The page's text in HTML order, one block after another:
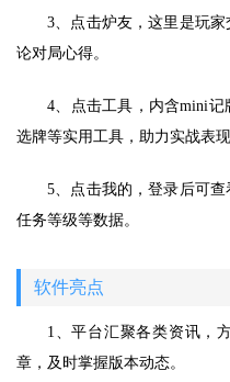
3、点击炉友，这里是玩
论对局心得。
4、点击工具，内含mini
选牌等实用工具，助力实战表现
5、点击我的，登录后可
任务等级等数据。
软件亮点
1、平台汇聚各类资讯，
章，及时掌握版本动态。